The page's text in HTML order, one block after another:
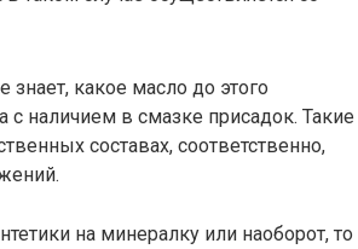
какое масло до этого
с наличием в смазке присадок. Такие
составах, соответственно,
на минералку или наоборот, то